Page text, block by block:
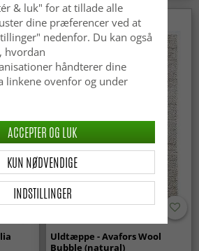
Uldtæppe - Avafors Wool
Bubble (natural)
& luk" for at tillade alle
dine præferencer ved at
nedenfor. Du kan også
hvordan
håndterer dine
linkene ovenfor og under
INDSTILLINGER
KUN NØDVENDIGE
ACCEPTER OG LUK